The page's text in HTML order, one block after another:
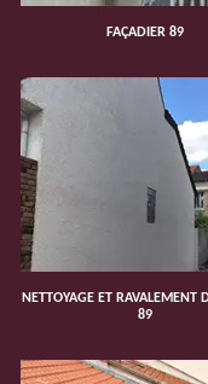
FAÇADIER 89
NETTOYAGE ET RAVALEMENT
89